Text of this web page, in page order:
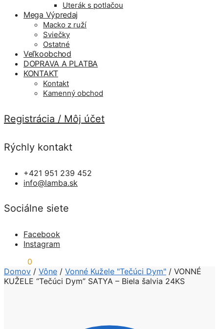
Uterák s potlačou
Mega Výpredaj
Macko z ruží
Sviečky
Ostatné
Veľkoobchod
DOPRAVA A PLATBA
KONTAKT
Kontakt
Kamenný obchod
Registrácia / Môj účet
Rýchly kontakt
+421 951 239 452
info@lamba.sk
Sociálne siete
Facebook
Instagram
0
Domov / Vône / Vonné Kužele "Tečúci Dym" / VONNÉ
KUŽELE “Tečúci Dym” SATYA – Biela šalvia 24KS